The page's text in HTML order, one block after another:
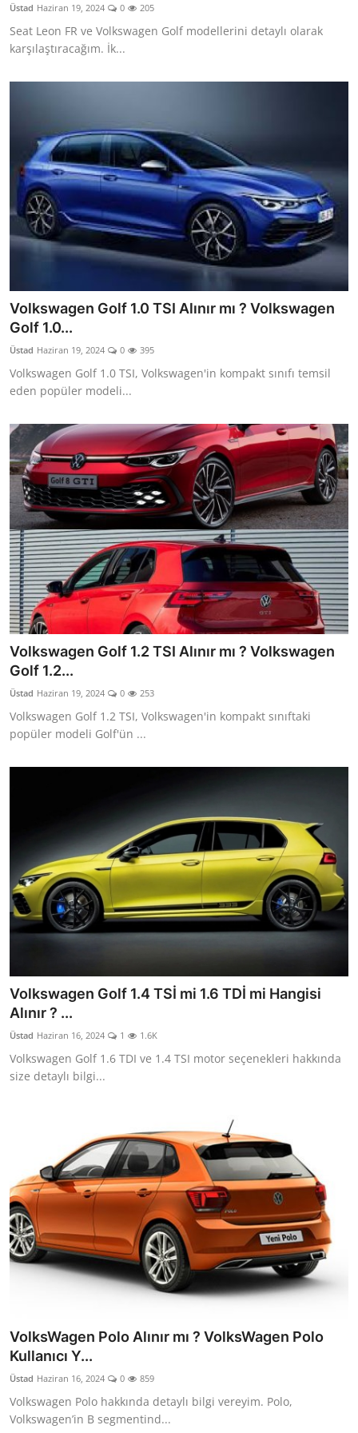
Üstad Haziran 19, 2024 0 205
Seat Leon FR ve Volkswagen Golf modellerini detaylı olarak
karşılaştıracağım. İk...
Volkswagen Golf 1.0 TSI Alınır mı ? Volkswagen
Golf 1.0...
Üstad Haziran 19, 2024 0 395
Volkswagen Golf 1.0 TSI, Volkswagen'in kompakt sınıfı temsil
eden popüler modeli...
Volkswagen Golf 1.2 TSI Alınır mı ? Volkswagen
Golf 1.2...
Üstad Haziran 19, 2024 0 253
Volkswagen Golf 1.2 TSI, Volkswagen'in kompakt sınıftaki
popüler modeli Golf'ün ...
Volkswagen Golf 1.4 TSİ mi 1.6 TDİ mi Hangisi
Alınır ? ...
Üstad Haziran 16, 2024 1 1.6K
Volkswagen Golf 1.6 TDI ve 1.4 TSI motor seçenekleri hakkında
size detaylı bilgi...
VolksWagen Polo Alınır mı ? VolksWagen Polo
Kullanıcı Y...
Üstad Haziran 16, 2024 0 859
Volkswagen Polo hakkında detaylı bilgi vereyim. Polo,
Volkswagen’in B segmentind...